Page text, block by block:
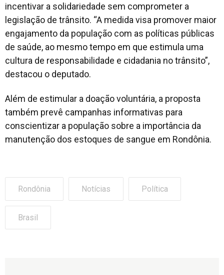
incentivar a solidariedade sem comprometer a
legislação de trânsito. “A medida visa promover maior
engajamento da população com as políticas públicas
de saúde, ao mesmo tempo em que estimula uma
cultura de responsabilidade e cidadania no trânsito”,
destacou o deputado.
Além de estimular a doação voluntária, a proposta
também prevê campanhas informativas para
conscientizar a população sobre a importância da
manutenção dos estoques de sangue em Rondônia.
Rondônia Notícias Política
Brasil